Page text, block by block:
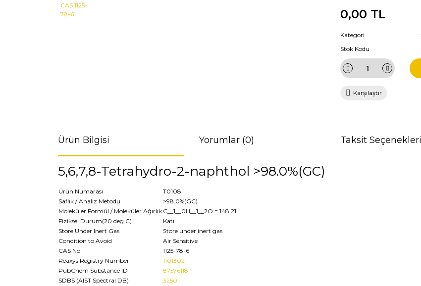
0,00 TL
Kategori
Stok Kodu
Karşılaştır
Ürün Bilgisi Yorumlar (0) Taksit Seçenekleri
5,6,7,8-Tetrahydro-2-naphthol >98.0%(GC)
Ürün Numarası
T0108
Saflık / Analiz Metodu
>98.0%(GC)
Moleküler Formül / Moleküler Ağırlık C__1__0H__1__2O = 148.21
Fiziksel Durum(20 deg.C)
Katı
Store Under Inert Gas
Store under inert gas
Condition to Avoid
Air Sensitive
CAS No
1125-78-6
Reaxys Registry Number
1101302
PubChem Substance ID
87576118
SDBS (AIST Spectral DB)
3250